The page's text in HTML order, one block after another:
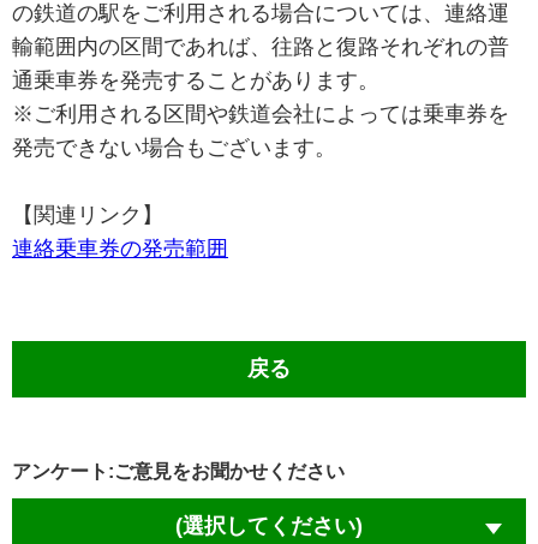
の鉄道の駅をご利用される場合については、連絡運
輸範囲内の区間であれば、往路と復路それぞれの普
通乗車券を発売することがあります。
※ご利用される区間や鉄道会社によっては乗車券を
発売できない場合もございます。
【関連リンク】
連絡乗車券の発売範囲
戻る
アンケート:ご意見をお聞かせください
(選択してください)